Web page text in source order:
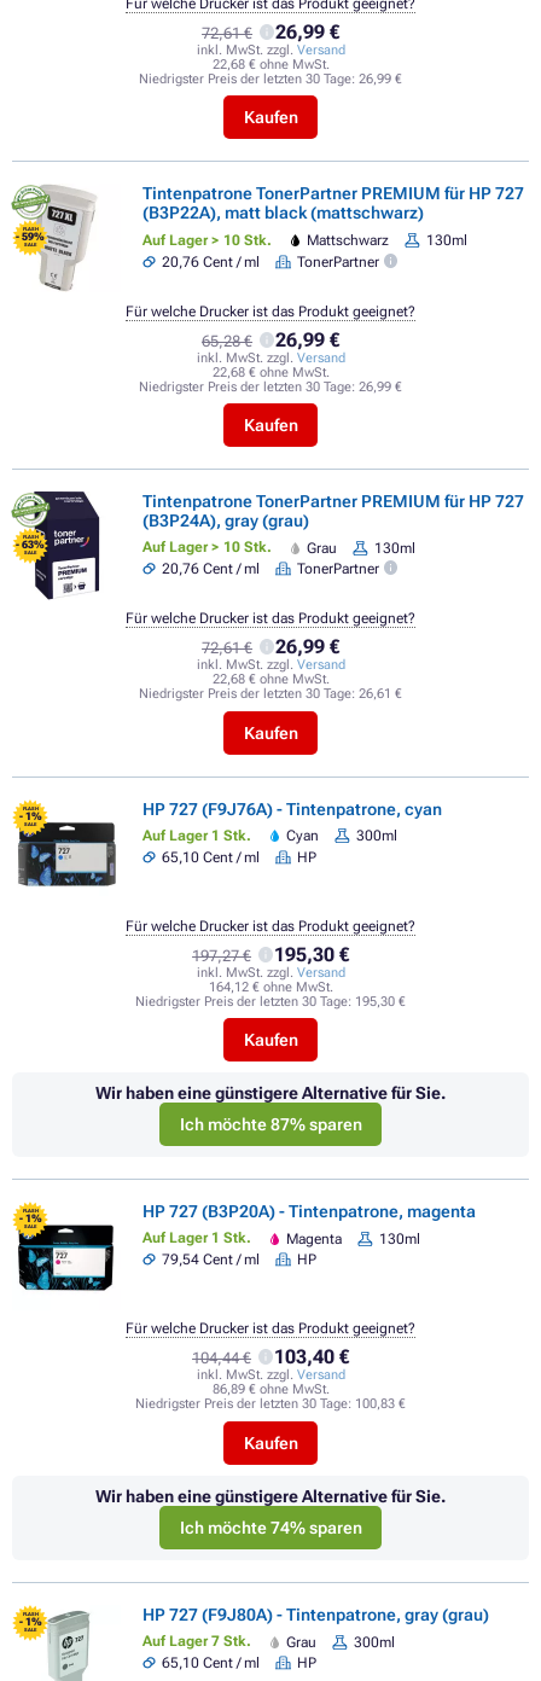
72,61 € 26,99 €
inkl. MwSt. zzgl. Versand
22,68 € ohne MwSt.
Niedrigster Preis der letzten 30 Tage: 26,99 €
Kaufen
Für welche Drucker ist das Produkt geeignet?
FLASH
- 59%
SALE
Tintenpatrone TonerPartner PREMIUM für HP 727
(B3P22A), matt black (mattschwarz)
Auf Lager > 10 Stk. Mattschwarz
130ml
20,76 Cent / ml
TonerPartner
65,28 € 26,99 €
inkl. MwSt. zzgl. Versand
22,68 € ohne MwSt.
Niedrigster Preis der letzten 30 Tage: 26,99 €
Kaufen
Für welche Drucker ist das Produkt geeignet?
FLASH
- 63%
SALE
Tintenpatrone TonerPartner PREMIUM für HP 727
(B3P24A), gray (grau)
Auf Lager > 10 Stk. Grau
130ml
20,76 Cent / ml
TonerPartner
72,61 € 26,99 €
inkl. MwSt. zzgl. Versand
22,68 € ohne MwSt.
Niedrigster Preis der letzten 30 Tage: 26,61 €
Kaufen
Für welche Drucker ist das Produkt geeignet?
FLASH
- 1%
SALE
HP 727 (F9J76A) - Tintenpatrone, cyan
Auf Lager 1 Stk. Cyan
300ml
65,10 Cent / ml
HP
197,27 € 195,30 €
inkl. MwSt. zzgl. Versand
164,12 € ohne MwSt.
Niedrigster Preis der letzten 30 Tage: 195,30 €
Kaufen
Für welche Drucker ist das Produkt geeignet?
Wir haben eine günstigere Alternative für Sie.
Ich möchte 87% sparen
FLASH
- 1%
SALE
HP 727 (B3P20A) - Tintenpatrone, magenta
Auf Lager 1 Stk. Magenta
130ml
79,54 Cent / ml
HP
104,44 € 103,40 €
inkl. MwSt. zzgl. Versand
86,89 € ohne MwSt.
Niedrigster Preis der letzten 30 Tage: 100,83 €
Kaufen
Für welche Drucker ist das Produkt geeignet?
Wir haben eine günstigere Alternative für Sie.
Ich möchte 74% sparen
FLASH
- 1%
SALE
HP 727 (F9J80A) - Tintenpatrone, gray (grau)
Auf Lager 7 Stk. Grau
300ml
65,10 Cent / ml
HP